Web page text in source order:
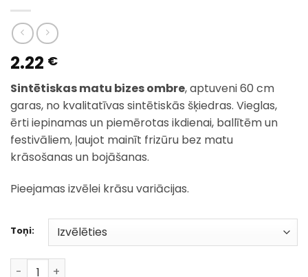
2.22 €
Sintētiskas matu bizes ombre, aptuveni 60 cm
garas, no kvalitatīvas sintētiskās šķiedras. Vieglas,
ērti iepinamas un piemērotas ikdienai, ballītēm un
festivāliem, ļaujot mainīt frizūru bez matu
krāsošanas un bojāšanas.
Pieejamas izvēlei krāsu variācijas.
Toņi:
Sintētiskas matu bizes ombre stilīgām pārvērtībām